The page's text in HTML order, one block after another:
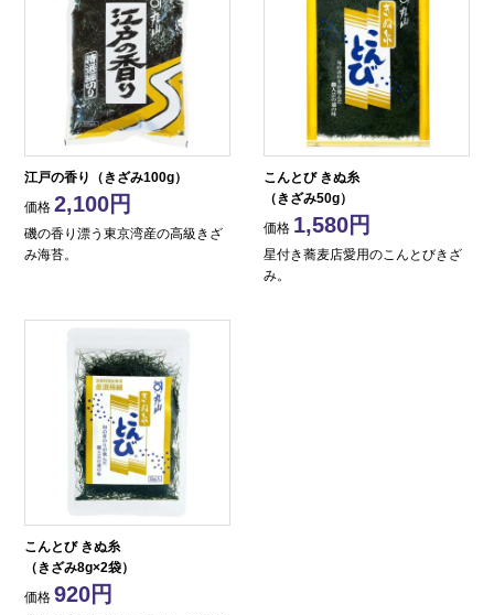
江戸の香り（きざみ100g）
価格 2,100
磯の香り漂う東京湾産の高級きざ
み海苔。
こんとび きぬ糸
（きざみ50g）
価格 1,580
星付き蕎麦店愛用のこんとびきざ
み。
こんとび きぬ糸
（きざみ8g×2袋）
価格 920